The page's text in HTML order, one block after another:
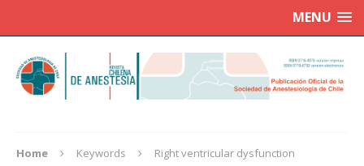
MENU
Home Keywords Right ventricular dysfunction